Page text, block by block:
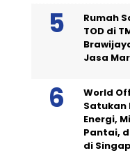
Rumah
TOD di
Jasa
World
Satukan
Energi,
Pantai,
di